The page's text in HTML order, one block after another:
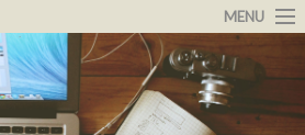
MENU